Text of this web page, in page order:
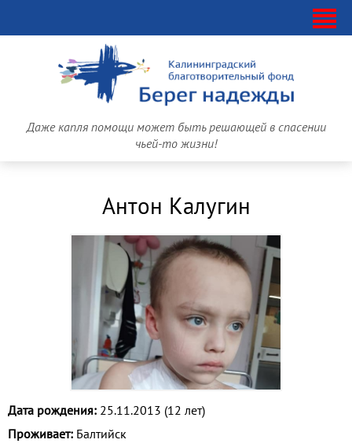
Даже капля помощи может быть решающей в спасении
чьей-то жизни!
Антон Калугин
Дата рождения: 25.11.2013 (12 лет)
Проживает: Балтийск